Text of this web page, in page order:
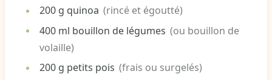
200 g quinoa (rincé et égoutté)
400 ml bouillon de légumes (ou bouillon de
volaille)
200 g petits pois (frais ou surgelés)